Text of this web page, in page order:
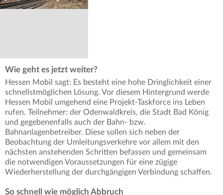
Wie geht es jetzt weiter?
Hessen Mobil sagt: Es besteht eine hohe Dringlichkeit einer
schnellstmöglichen Lösung. Vor diesem Hintergrund werde
Hessen Mobil umgehend eine Projekt-Taskforce ins Leben
rufen. Teilnehmer: der Odenwaldkreis, die Stadt Bad König
und gegebenenfalls auch der Bahn- bzw.
Bahnanlagenbetreiber. Diese sollen sich neben der
Beobachtung der Umleitungsverkehre vor allem mit den
nächsten anstehenden Schritten befassen und gemeinsam
die notwendigen Voraussetzungen für eine zügige
Wiederherstellung der durchgängigen Verbindung schaffen.
So schnell wie möglich Abbruch